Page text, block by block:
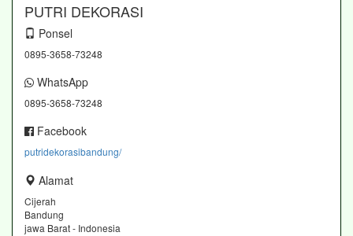
PUTRI DEKORASI
Ponsel
0895-3658-73248
WhatsApp
0895-3658-73248
Facebook
putridekorasibandung/
Alamat
Cijerah
Bandung
jawa Barat - Indonesia